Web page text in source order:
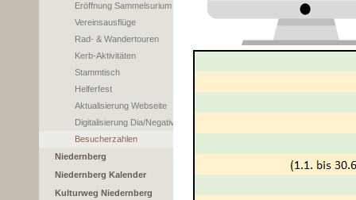
Eröffnung Sammelsurium
Vereinsausflüge
Rad- & Wandertouren
Kerb-Aktivitäten
Stammtisch
Helferfest
Aktualisierung Webseite
Digitalisierung Dia/Negativ
Besucherzahlen
Niedernberg
Niedernberg Kalender
Kulturweg Niedernberg